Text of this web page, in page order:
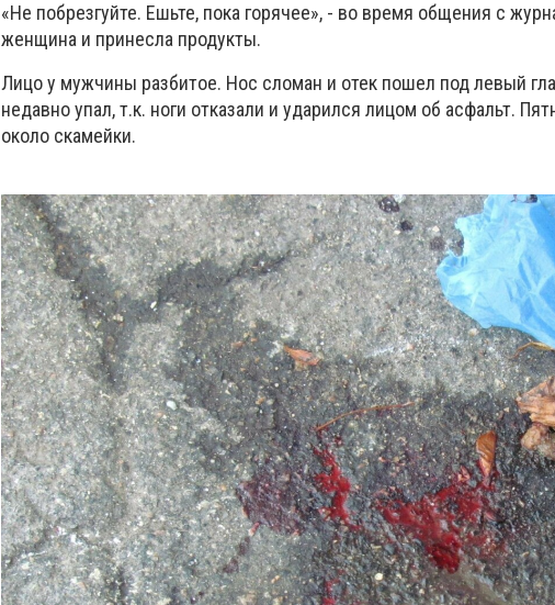
«Не побрезгуйте. Ешьте, пока горячее», - во время общения с
женщина и принесла продукты.
Лицо у мужчины разбитое. Нос сломан и отек пошел под левый
недавно упал, т.к. ноги отказали и ударился лицом об асфальт.
около скамейки.